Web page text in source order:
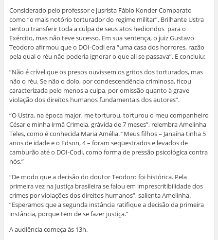
Considerado pelo professor e jusrista Fábio Konder Comparato
como “o mais notório torturador do regime militar”, Brilhante Ustra
tentou transferir toda a culpa de seus atos hediondos para o
Exército, mas não teve sucesso. Em sua sentença, o juiz Gustavo
Teodoro afirmou que o DOI-Codi era “uma casa dos horrores, razão
pela qual o réu não poderia ignorar o que ali se passava”. E concluiu:
”Não é crível que os presos ouvissem os gritos dos torturados, mas
não o réu. Se não o dolo, por condescendência criminosa, ficou
caracterizada pelo menos a culpa, por omissão quanto à grave
violação dos direitos humanos fundamentais dos autores”.
“O Ustra, na época major, me torturou, torturou o meu companheiro
César e minha irmã Crimeia, grávida de 7 meses”, relembra Amelinha
Teles, como é conhecida Maria Amélia. “Meus filhos – Janaína tinha 5
anos de idade e o Edson, 4 – foram seqüestrados e levados de
camburão até o DOI-Codi, como forma de pressão psicológica contra
nós.”
“De modo que a decisão do doutor Teodoro foi histórica. Pela
primeira vez na Justiça brasileira se falou em imprescritibilidade dos
crimes por violações dos direitos humanos”, salienta Amelinha.
“Esperamos que a segunda instância ratifique a decisão da primeira
instância, porque tem de se fazer justiça.”
A audiência começa às 13h.